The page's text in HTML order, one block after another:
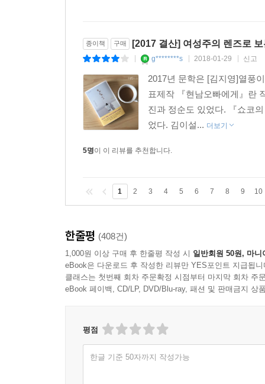
종이책 구매 [2017 결산] 여성주의 렌즈로
g********s 2018-01-29 신고
2017년 문학은 [김지영]열풍
표제작 『현남오빠에게』란
진과 정순도 있었다. 『쇼코
었다. 김이설... 더보기
5명이 이 리뷰를 추천합니다.
1 2 3 4 5 6 7 8 9 10
한줄평 (408건)
1,000원 이상 구매 후 한줄평 작성 시 일반회원 50원, 마니
eBook은 다운로드 후 작성한 리뷰만 YES포인트 지급됩니
클래스는 첫번째 회차 주문확정 시점부터 마지막 회차 주
eBook 페이백, CD/LP, DVD/Blu-ray, 패션 및 판매금지 상
평점
한글 기준 50자까지 작성가능